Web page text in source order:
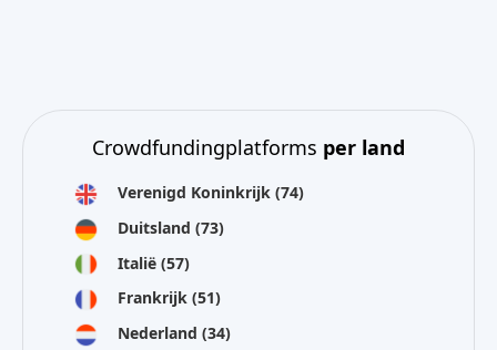
Crowdfundingplatforms per land
Verenigd Koninkrijk (74)
Duitsland (73)
Italië (57)
Frankrijk (51)
Nederland (34)